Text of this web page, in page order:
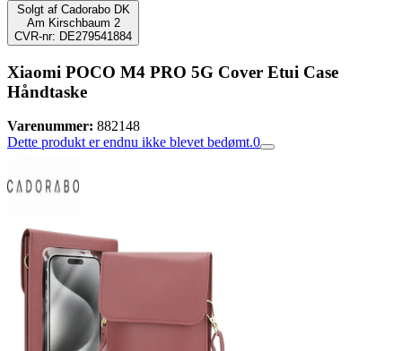
Solgt af Cadorabo DK
Am Kirschbaum 2
CVR-nr: DE279541884
Xiaomi POCO M4 PRO 5G Cover Etui Case
Håndtaske
Varenummer: 882148
Dette produkt er endnu ikke blevet bedømt.0